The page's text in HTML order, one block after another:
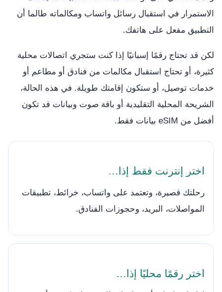
الاستمرار في استقبال رسائل واتساب ومكالماته طالما أن
التطبيق مفعل على هاتفك.
لكن قد تحتاج رقمًا إسبانيًا إذا كنت ستجري اتصالات محلية
كثيرة، أو تحتاج استقبال مكالمات من فنادق أو مطاعم أو
خدمات توصيل، أو ستكون إقامتك طويلة. في هذه الحالة،
الشريحة المحلية التقليدية أو باقة صوت وبيانات قد تكون
أفضل من eSIM بيانات فقط.
اختر إنترنت فقط إذا…
رحلتك قصيرة، وتعتمد على واتساب، خرائط، تطبيقات
المواصلات، البريد، وحجوزات الفنادق.
اختر رقمًا محليًا إذا…